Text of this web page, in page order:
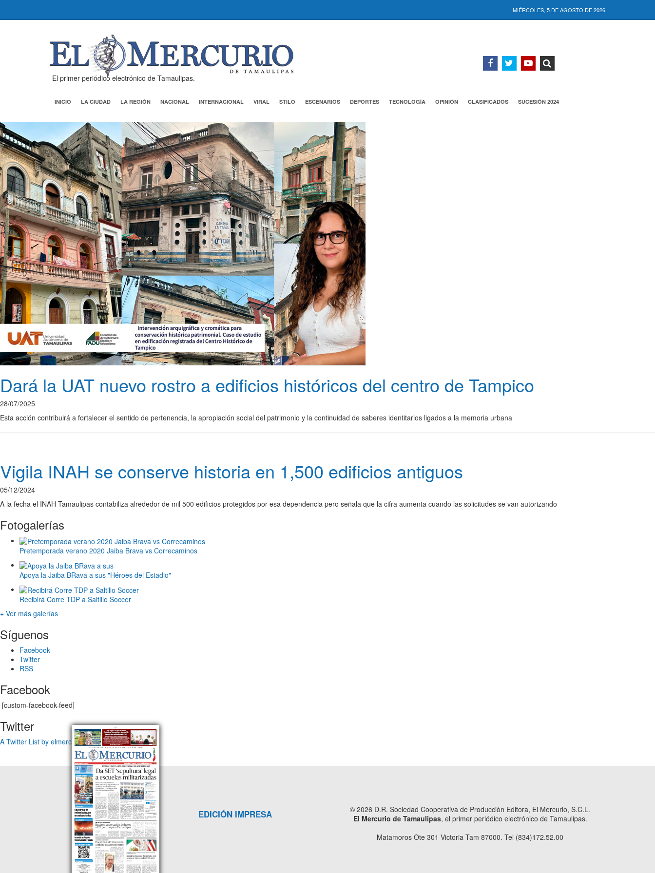
MIÉRCOLES, 5 DE AGOSTO DE 2026
El primer periódico electrónico de Tamaulipas.
INICIO LA CIUDAD LA REGIÓN NACIONAL INTERNACIONAL VIRAL STILO ESCENARIOS DEPORTES TECNOLOGÍA OPINIÓN CLASIFICADOS SUCESIÓN 2024
Dará la UAT nuevo rostro a edificios históricos del centro de Tampico
28/07/2025
Esta acción contribuirá a fortalecer el sentido de pertenencia, la apropiación social del patrimonio y la continuidad de saberes identitarios ligados a la memoria urbana
Vigila INAH se conserve historia en 1,500 edificios antiguos
05/12/2024
A la fecha el INAH Tamaulipas contabiliza alrededor de mil 500 edificios protegidos por esa dependencia pero señala que la cifra aumenta cuando las solicitudes se van autorizando
Fotogalerías
Pretemporada verano 2020 Jaiba Brava vs Correcaminos
Apoya la Jaiba BRava a sus "Héroes del Estadio"
Recibirá Corre TDP a Saltillo Soccer
+ Ver más galerías
Síguenos
Facebook
Twitter
RSS
Facebook
[custom-facebook-feed]
Twitter
A Twitter List by elmercuriotam
EDICIÓN IMPRESA
© 2026 D.R. Sociedad Cooperativa de Producción Editora, El Mercurio, S.C.L.
El Mercurio de Tamaulipas, el primer periódico electrónico de Tamaulipas.
Matamoros Ote 301 Victoria Tam 87000. Tel (834)172.52.00